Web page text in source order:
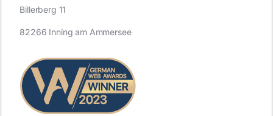
Billerberg 11
82266 Inning am Ammersee